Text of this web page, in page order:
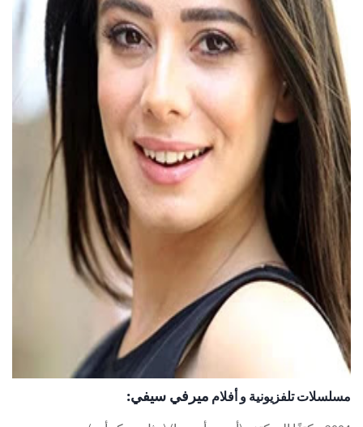
مسلسلات تلفزيونية و أفلام ميرفي سيفي: